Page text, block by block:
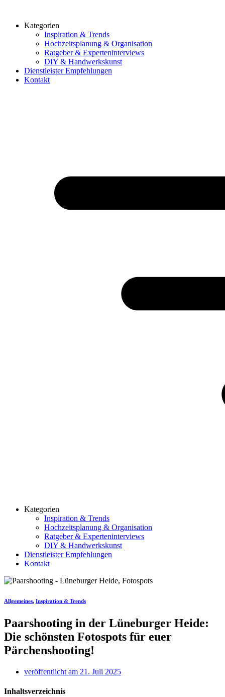
springenKategorien
Inspiration & Trends
Hochzeitsplanung & Organisation
Ratgeber & Experteninterviews
DIY & Handwerkskunst
Dienstleister Empfehlungen
Kontakt
Kategorien
Inspiration & Trends
Hochzeitsplanung & Organisation
Ratgeber & Experteninterviews
DIY & Handwerkskunst
Dienstleister Empfehlungen
Kontakt
Allgemeines, Inspiration & Trends
Paarshooting in der Lüneburger Heide:
Die schönsten Fotospots für euer
Pärchenshooting!
veröffentlicht am 21. Juli 2025
Inhaltsverzeichnis